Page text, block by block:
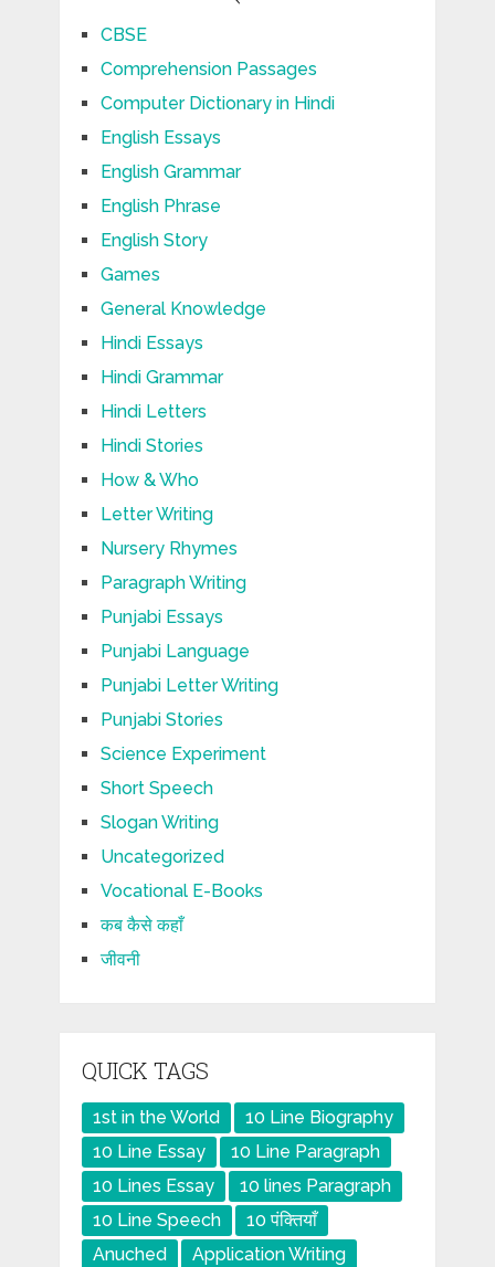
CBSE
Comprehension Passages
Computer Dictionary in Hindi
English Essays
English Grammar
English Phrase
English Story
Games
General Knowledge
Hindi Essays
Hindi Grammar
Hindi Letters
Hindi Stories
How & Who
Letter Writing
Nursery Rhymes
Paragraph Writing
Punjabi Essays
Punjabi Language
Punjabi Letter Writing
Punjabi Stories
Science Experiment
Short Speech
Slogan Writing
Uncategorized
Vocational E-Books
कब कैसे कहाँ
जीवनी
QUICK TAGS
1st in the World
10 Line Biography
10 Line Essay
10 Line Paragraph
10 Lines Essay
10 lines Paragraph
10 Line Speech
10 पंक्तियाँ
Anuched
Application Writing